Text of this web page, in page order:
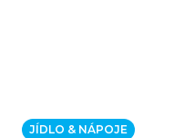
JÍDLO & NÁPOJE